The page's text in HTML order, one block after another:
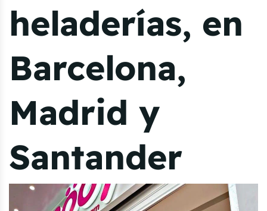
heladerías, en
Barcelona,
Madrid y
Santander